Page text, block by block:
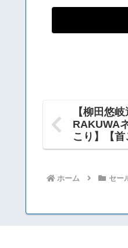
【柳田悠
RAKUWA
こり】【首
ホーム セー